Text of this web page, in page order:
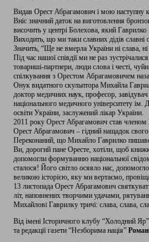
Видав Орест Абрагамович і мою наступну
Вніс значний даток на виготовлення
височить у центрі Болехова, який
Виходить, що ми таки славних дідів славні
Значить, “Ще не вмерла України ні слава,
Під час нашої співдії ми не раз
товариші-партнери, люди слова і честі,
спілкування з Орестом Абрагамовичем
Онук видатного скульптора Михайла
доктор медичних наук, професор,
національного медичного університету
освіти України, заслужений лікар України.
2011 року Орест Абрагамович став
Орест Абрагамович – гідний нащадок
Переконаний, що Михайло Гаврилко
Ви, дорогий пане Оресте, хотіли, щоб
допомогли формуванню національної
сталося! Його світло осяяло нас,
великою історією, яку ми вертаємо,
13 листопада Орест Абрагамович
літ, наповнених творчими удачами,
Михайлові Гаврилку тричі: слава, слава,
Від імені Історичного клубу “Холодний Яр”
та редакції газети “Незборима нація”